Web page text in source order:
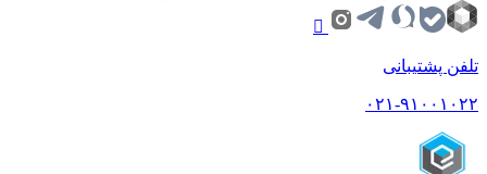
تلفن پشتیبانی
۰۲۱-۹۱۰۰۱۰۲۲